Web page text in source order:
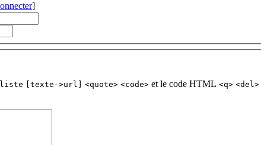
]
[texte->url] <quote> <code> et le code HTML <q> <del>